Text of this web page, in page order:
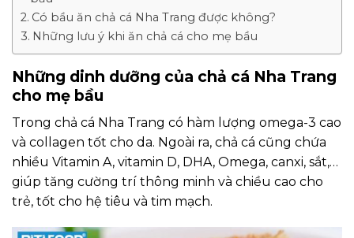
Có bầu ăn chả cá Nha Trang được không?
Những lưu ý khi ăn chả cá cho mẹ bầu
Những dinh dưỡng của chả cá Nha Trang
cho mẹ bầu
Trong chả cá Nha Trang có hàm lượng omega-3 cao
và collagen tốt cho da. Ngoài ra, chả cá cũng chứa
nhiều Vitamin A, vitamin D, DHA, Omega, canxi, sắt,…
giúp tăng cường trí thông minh và chiều cao cho
trẻ, tốt cho hệ tiêu và tim mạch.